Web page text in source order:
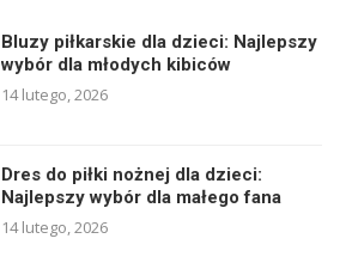
Bluzy piłkarskie dla dzieci: Najlepszy
wybór dla młodych kibiców
14 lutego, 2026
Dres do piłki nożnej dla dzieci:
Najlepszy wybór dla małego fana
14 lutego, 2026